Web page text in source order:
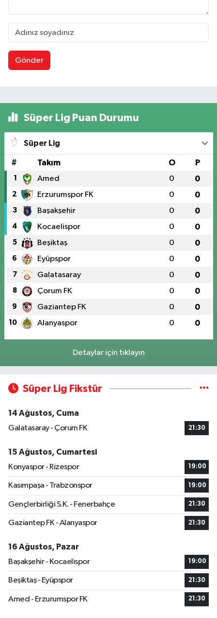
Gönder
Süper Lig Puan Durumu
Süper Lig
# Takım O P
1 Amed 0 0
2 Erzurumspor FK 0 0
3 Başakşehir 0 0
4 Kocaelispor 0 0
5 Beşiktaş 0 0
6 Eyüpspor 0 0
7 Galatasaray 0 0
8 Çorum FK 0 0
9 Gaziantep FK 0 0
10 Alanyaspor 0 0
Detaylar için tıklayın
Süper Lig Fikstür
14 Ağustos, Cuma
Galatasaray - Çorum FK
21:30
15 Ağustos, Cumartesi
Konyaspor - Rizespor
19:00
Kasımpaşa - Trabzonspor 19:00
Gençlerbirliği S.K. - Fenerbahçe 21:30
Gaziantep FK - Alanyaspor 21:30
16 Ağustos, Pazar
Başakşehir - Kocaelispor
19:00
Beşiktaş - Eyüpspor 21:30
Amed - Erzurumspor FK 21:30